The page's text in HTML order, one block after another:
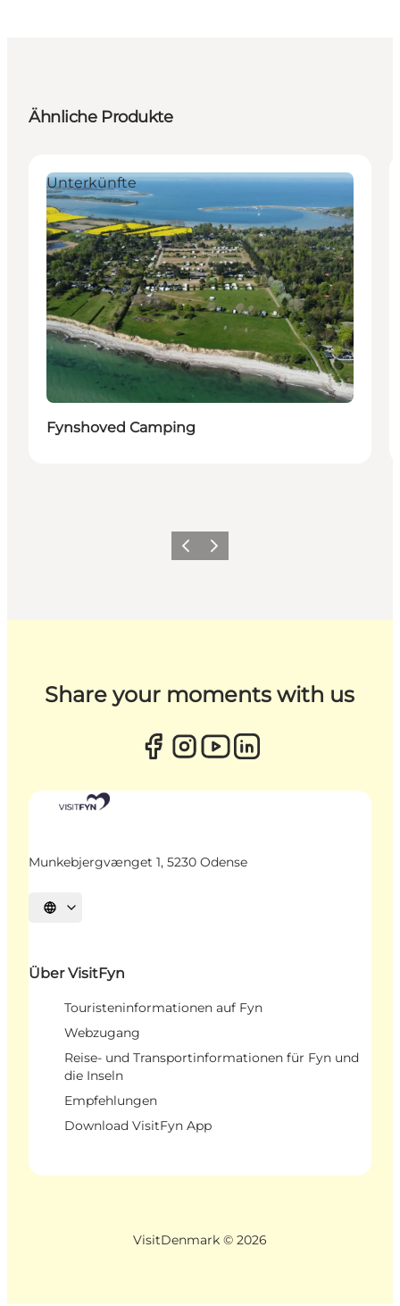
Ähnliche Produkte
Unterkünfte
Fynshoved Camping
ZurückWeiter
Share your moments with us
Munkebjergvænget 1, 5230 Odense
Sprache auswählen
Über VisitFyn
Touristeninformationen auf Fyn
Webzugang
Reise- und Transportinformationen für Fyn und
die Inseln
Empfehlungen
Download VisitFyn App
VisitDenmark © 2026